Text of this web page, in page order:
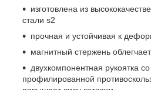
изготовленa из
стали s2
прочная и устойчивая к
магнитный стержень
двухкомпонентная рукоятка
профилированной